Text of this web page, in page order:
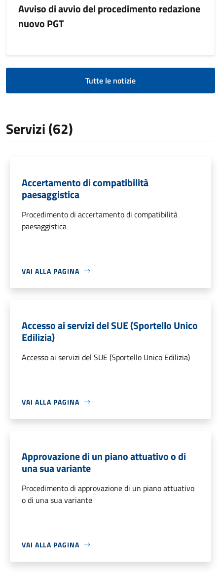
Avviso di avvio del procedimento redazione
nuovo PGT
Tutte le notizie
Servizi (62)
Accertamento di compatibilità
paesaggistica
Procedimento di accertamento di compatibilità
paesaggistica
VAI ALLA PAGINA
Accesso ai servizi del SUE (Sportello Unico
Edilizia)
Accesso ai servizi del SUE (Sportello Unico Edilizia)
VAI ALLA PAGINA
Approvazione di un piano attuativo o di
una sua variante
Procedimento di approvazione di un piano attuativo
o di una sua variante
VAI ALLA PAGINA